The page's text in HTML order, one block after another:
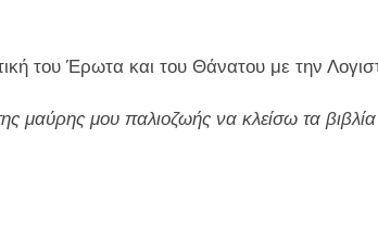
του Έρωτα και του Θάνατου με την
μαύρης μου παλιοζωής να κλείσω τα βιβλία